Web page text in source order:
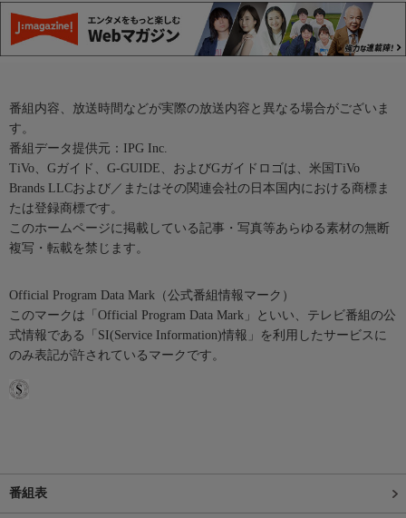
番組内容、放送時間などが実際の放送内容と異なる場合がございま
す。
番組データ提供元：IPG Inc.
TiVo、Gガイド、G-GUIDE、およびGガイドロゴは、米国TiVo
Brands LLCおよび／またはその関連会社の日本国内における商標ま
たは登録商標です。
このホームページに掲載している記事・写真等あらゆる素材の無断
複写・転載を禁じます。
Official Program Data Mark（公式番組情報マーク）
このマークは「Official Program Data Mark」といい、テレビ番組の公
式情報である「SI(Service Information)情報」を利用したサービスに
のみ表記が許されているマークです。
番組表